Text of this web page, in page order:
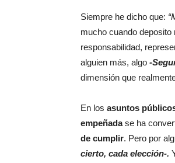
Siempre he dicho que:
mucho cuando
responsabilidad,
alguien más, algo -
dimensión que
En los asuntos
empeñadase ha
de cumplir. Pero por
cierto, cada elección-.